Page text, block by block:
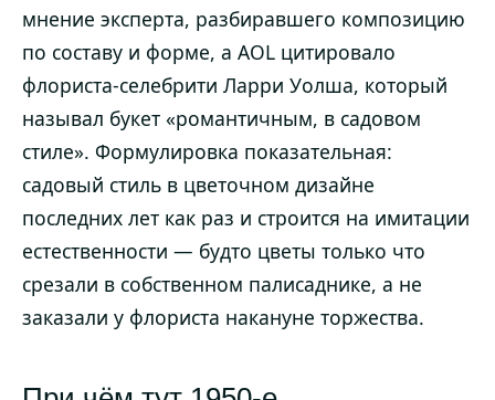
мнение эксперта, разбиравшего композицию
по составу и форме, а AOL цитировало
флориста-селебрити Ларри Уолша, который
называл букет «романтичным, в садовом
стиле». Формулировка показательная:
садовый стиль в цветочном дизайне
последних лет как раз и строится на имитации
естественности — будто цветы только что
срезали в собственном палисаднике, а не
заказали у флориста накануне торжества.